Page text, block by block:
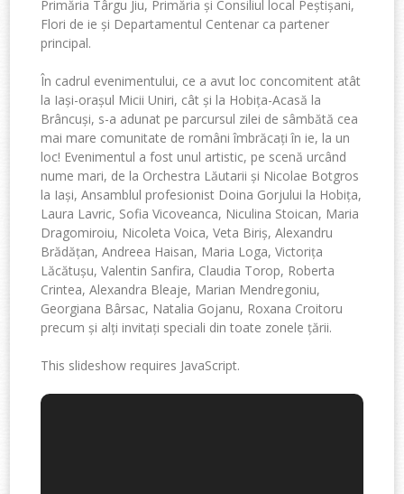
Primăria Târgu Jiu, Primăria și Consiliul local Peștișani,
Flori de ie și Departamentul Centenar ca partener
principal.
În cadrul evenimentului, ce a avut loc concomitent atât
la Iași-orașul Micii Uniri, cât și la Hobița-Acasă la
Brâncuși, s-a adunat pe parcursul zilei de sâmbătă cea
mai mare comunitate de români îmbrăcați în ie, la un
loc! Evenimentul a fost unul artistic, pe scenă urcând
nume mari, de la Orchestra Lăutarii și Nicolae Botgros
la Iași, Ansamblul profesionist Doina Gorjului la Hobița,
Laura Lavric, Sofia Vicoveanca, Niculina Stoican, Maria
Dragomiroiu, Nicoleta Voica, Veta Biriș, Alexandru
Brădățan, Andreea Haisan, Maria Loga, Victorița
Lăcătușu, Valentin Sanfira, Claudia Torop, Roberta
Crintea, Alexandra Bleaje, Marian Mendregoniu,
Georgiana Bârsac, Natalia Gojanu, Roxana Croitoru
precum și alți invitați speciali din toate zonele țării.
This slideshow requires JavaScript.